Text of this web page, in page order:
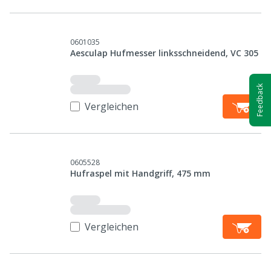
0601035
Aesculap Hufmesser linksschneidend, VC 305
Vergleichen
0605528
Hufraspel mit Handgriff, 475 mm
Vergleichen
Feedback